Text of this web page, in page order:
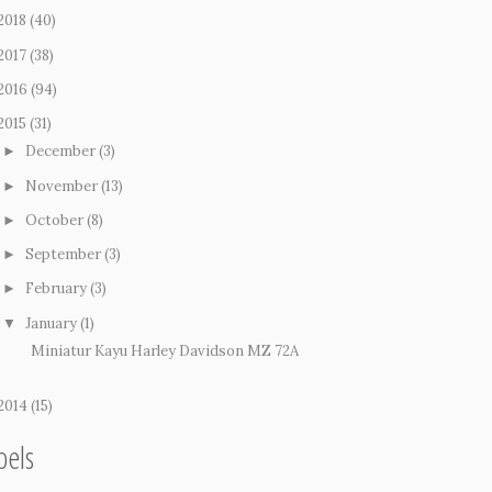
(40)
(38)
(94)
(31)
► December (3)
► November (13)
► October (8)
► September (3)
► February (3)
▼ January (1)
Miniatur Kayu Harley Davidson MZ 72A
(15)